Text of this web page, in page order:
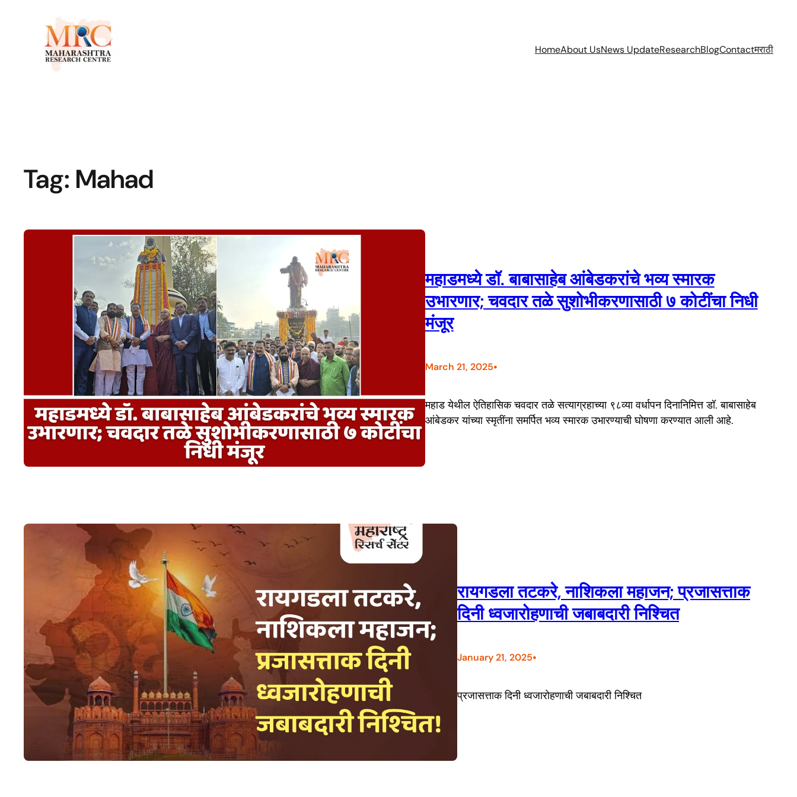
HomeAbout UsNews UpdateResearchBlogContactमराठी
Tag: Mahad
महाडमध्ये डॉ. बाबासाहेब आंबेडकरांचे भव्य स्मारक
उभारणार; चवदार तळे सुशोभीकरणासाठी ७ कोटींचा निधी
मंजूर
March 21, 2025•
महाड येथील ऐतिहासिक चवदार तळे सत्याग्रहाच्या ९८व्या वर्धापन दिनानिमित्त डॉ. बाबासाहेब
आंबेडकर यांच्या स्मृतींना समर्पित भव्य स्मारक उभारण्याची घोषणा करण्यात आली आहे.
रायगडला तटकरे, नाशिकला महाजन; प्रजासत्ताक
दिनी ध्वजारोहणाची जबाबदारी निश्चित
January 21, 2025•
प्रजासत्ताक दिनी ध्वजारोहणाची जबाबदारी निश्चित